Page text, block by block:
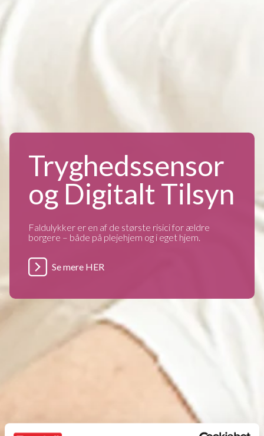
Tryghedssensor
og Digitalt Tilsyn
Faldulykker er en af de største risici for ældre
borgere – både på plejehjem og i eget hjem.
Se mere HER